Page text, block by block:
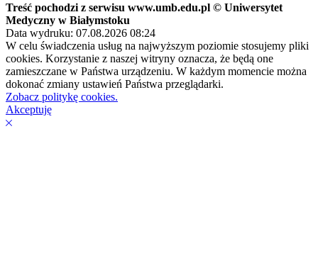
Treść pochodzi z serwisu www.umb.edu.pl © Uniwersytet
Medyczny w Białymstoku
Data wydruku: 07.08.2026 08:24
W celu świadczenia usług na najwyższym poziomie stosujemy pliki
cookies. Korzystanie z naszej witryny oznacza, że będą one
zamieszczane w Państwa urządzeniu. W każdym momencie można
dokonać zmiany ustawień Państwa przeglądarki.
Zobacz politykę cookies.
Akceptuję